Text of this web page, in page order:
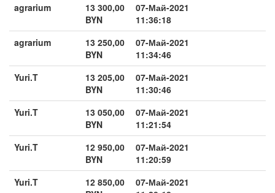
agrarium
13 300,00
BYN
07-Май-2021
11:36:18
agrarium
13 250,00
BYN
07-Май-2021
11:34:46
Yuri.T
13 205,00
BYN
07-Май-2021
11:30:46
Yuri.T
13 050,00
BYN
07-Май-2021
11:21:54
Yuri.T
12 950,00
BYN
07-Май-2021
11:20:59
Yuri.T
12 850,00
07-Май-2021